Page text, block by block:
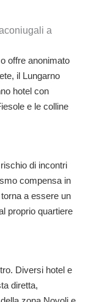
a
offre anonimato
il Lungarno
hotel con
e le colline
di incontri
compensa in
a essere un
proprio quartiere
Diversi hotel e
diretta,